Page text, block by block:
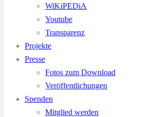
WiKiPEDiA
Youtube
Transparenz
Projekte
Presse
Fotos zum Download
Veröffentlichungen
Spenden
Mitglied werden